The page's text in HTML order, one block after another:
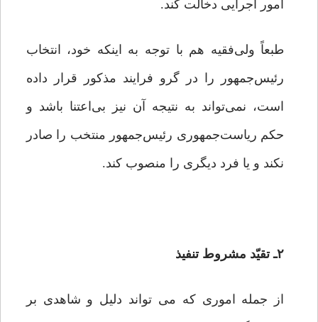
امور اجرایی دخالت کند.
طبعاً ولی‌فقیه هم با توجه به اینکه خود، انتخاب
رئیس‌جمهور را در گرو فرایند مذکور قرار داده
است،‌ نمی‌تواند به نتیجه آن نیز بی‌اعتنا باشد و
حکم ریاست‌جمهوری‌ رئیس‌جمهور منتخب را صادر
نکند و یا فرد دیگری را منصوب کند.
۲ـ تقیّد مشروط تنفیذ
از جمله اموری که می تواند دلیل و شاهدی بر